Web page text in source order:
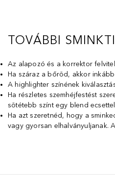
TOVÁBBI
Az alapozó és a korrektor
Ha száraz a bőröd, akkor
A highlighter színének
Ha részletes szemhéjfestést
sötétebb színt egy blend
Ha azt szeretnéd, hogy a
vagy gyorsan elhalványuljanak.